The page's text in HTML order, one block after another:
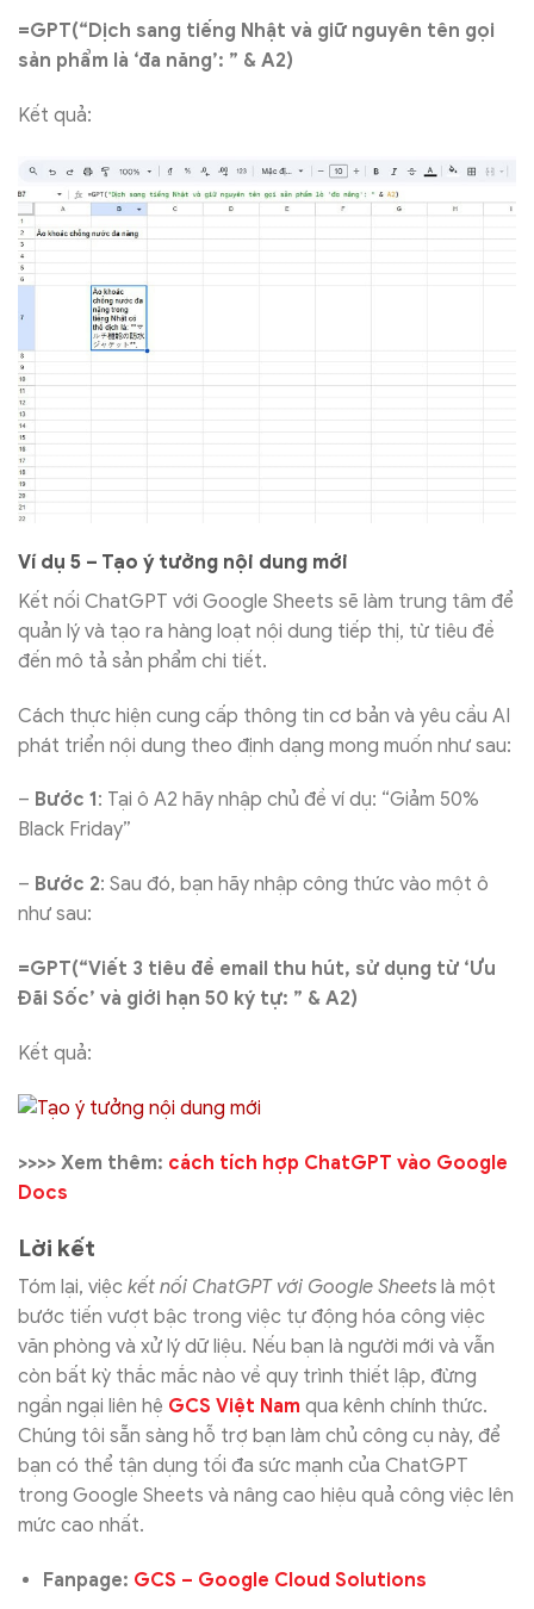
=GPT(“Dịch sang tiếng Nhật và giữ nguyên tên gọi
sản phẩm là ‘đa năng’: ” & A2)
Kết quả:
Ví dụ 5 – Tạo ý tưởng nội dung mới
Kết nối ChatGPT với Google Sheets sẽ làm trung tâm để
quản lý và tạo ra hàng loạt nội dung tiếp thị, từ tiêu đề
đến mô tả sản phẩm chi tiết.
Cách thực hiện cung cấp thông tin cơ bản và yêu cầu AI
phát triển nội dung theo định dạng mong muốn như sau:
– Bước 1: Tại ô A2 hãy nhập chủ đề ví dụ: “Giảm 50%
Black Friday”
– Bước 2: Sau đó, bạn hãy nhập công thức vào một ô
như sau:
=GPT(“Viết 3 tiêu đề email thu hút, sử dụng từ ‘Ưu
Đãi Sốc’ và giới hạn 50 ký tự: ” & A2)
Kết quả:
>>>> Xem thêm: cách tích hợp ChatGPT vào Google
Docs
Lời kết
Tóm lại, việc kết nối ChatGPT với Google Sheets là một
bước tiến vượt bậc trong việc tự động hóa công việc
văn phòng và xử lý dữ liệu. Nếu bạn là người mới và vẫn
còn bất kỳ thắc mắc nào về quy trình thiết lập, đừng
ngần ngại liên hệ GCS Việt Nam qua kênh chính thức.
Chúng tôi sẵn sàng hỗ trợ bạn làm chủ công cụ này, để
bạn có thể tận dụng tối đa sức mạnh của ChatGPT
trong Google Sheets và nâng cao hiệu quả công việc lên
mức cao nhất.
Fanpage: GCS – Google Cloud Solutions